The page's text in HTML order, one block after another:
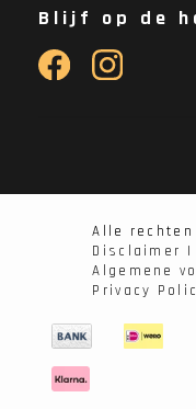
Blijf op de
Alle rechten
Disclaimer |
Algemene
Privacy